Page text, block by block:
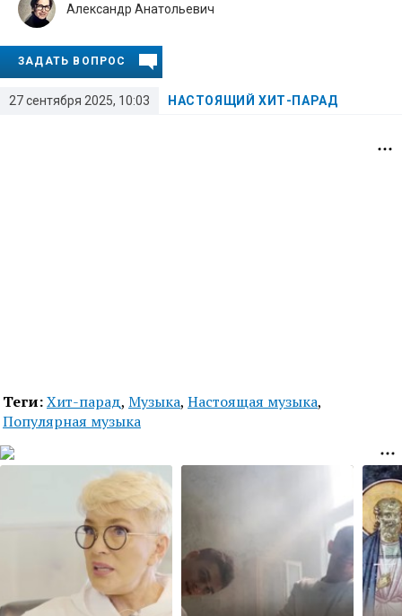
27 сентября 2025, 10:03 НАСТОЯЩИЙ ХИТ-ПАРАД
Александр Анатольевич
ЗАДАТЬ ВОПРОС
Теги:Хит-парад, Музыка, Настоящая музыка,
Популярная музыка